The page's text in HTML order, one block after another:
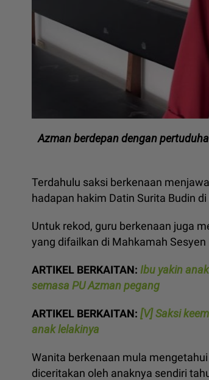
Azman berdepan dengan
Terdahulu saksi berkenaan
hadapan hakim Datin Surita Budin
Untuk rekod, guru berkenaan juga
yang difailkan di Mahkamah
ARTIKEL BERKAITAN: Ibu yakin
semasa PU Azman pegang
ARTIKEL BERKAITAN: [V] Saksi
anak lelakinya
Wanita berkenaan mula
diceritakan oleh anaknya sendiri